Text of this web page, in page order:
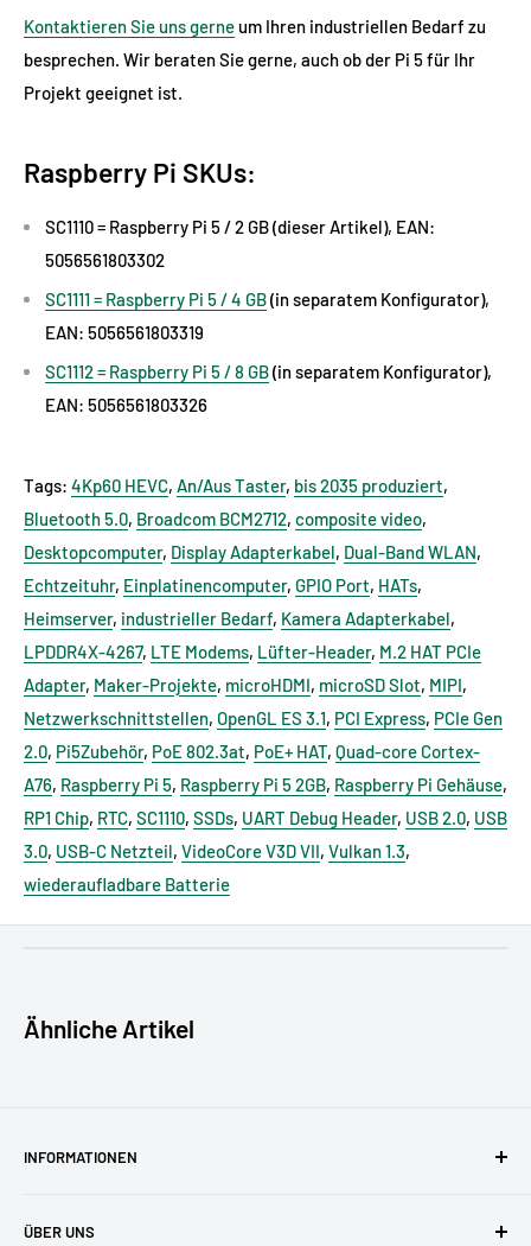
Kontaktieren Sie uns gerne um Ihren industriellen Bedarf zu
besprechen. Wir beraten Sie gerne, auch ob der Pi 5 für Ihr
Projekt geeignet ist.
Raspberry Pi SKUs:
SC1110 = Raspberry Pi 5 / 2 GB (dieser Artikel), EAN:
5056561803302
SC1111 = Raspberry Pi 5 / 4 GB(in separatem Konfigurator),
EAN: 5056561803319
SC1112 = Raspberry Pi 5 / 8 GB(in separatem Konfigurator),
EAN: 5056561803326
Tags: 4Kp60 HEVC, An/Aus Taster, bis 2035 produziert,
Bluetooth 5.0, Broadcom BCM2712, composite video,
Desktopcomputer, Display Adapterkabel, Dual-Band WLAN,
Echtzeituhr, Einplatinencomputer, GPIO Port, HATs,
Heimserver, industrieller Bedarf, Kamera Adapterkabel,
LPDDR4X-4267, LTE Modems, Lüfter-Header, M.2 HAT PCIe
Adapter, Maker-Projekte, microHDMI, microSD Slot, MIPI,
Netzwerkschnittstellen, OpenGL ES 3.1, PCI Express, PCIe Gen
2.0, Pi5Zubehör, PoE 802.3at, PoE+ HAT, Quad-core Cortex-
A76, Raspberry Pi 5, Raspberry Pi 5 2GB, Raspberry Pi Gehäuse,
RP1 Chip, RTC, SC1110, SSDs, UART Debug Header, USB 2.0, USB
3.0, USB-C Netzteil, VideoCore V3D VII, Vulkan 1.3,
wiederaufladbare Batterie
Deutschland, support [@] pi3g.com
GPSR - Wirtschaftsakteur:
support [@] pi3g.com
Ähnliche Artikel
INFORMATIONEN
Datenschutzerklärung
ÜBER UNS